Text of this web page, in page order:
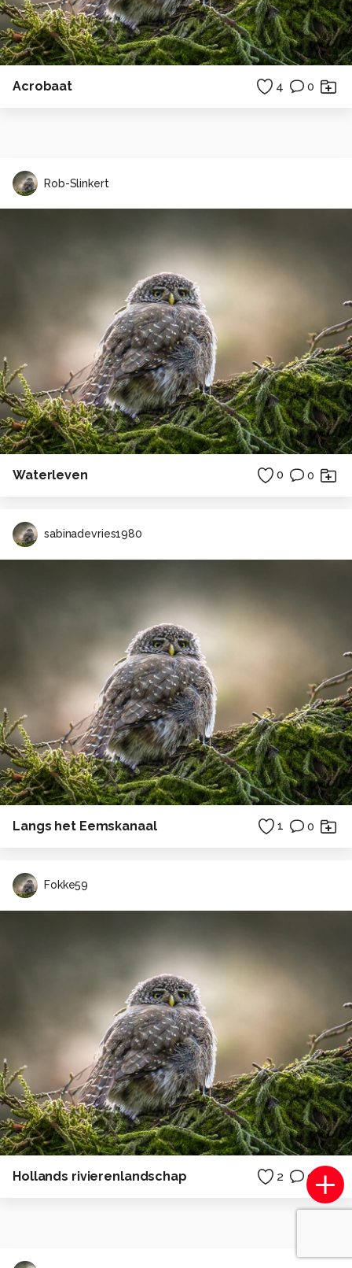
Acrobaat 4 0
Rob-Slinkert
Waterleven 0 0
sabinadevries1980
Langs het Eemskanaal 1 0
Fokke59
Hollands rivierenlandschap 2 0